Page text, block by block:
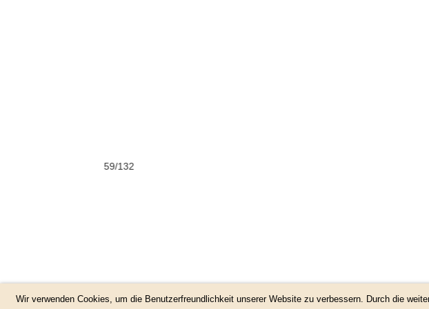
Wir verwenden Cookies, um die Benutzerfreundlichkeit unserer Website zu verbessern. Durch die